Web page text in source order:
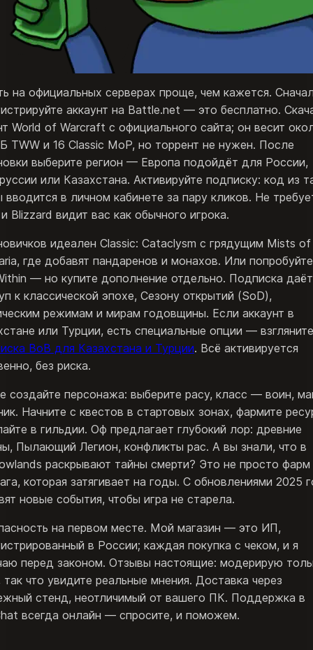
на официальных серверах проще, чем кажется.
аккаунт на Battle.net — это бесплатно.
World of Warcraft с официального сайта; он весит
TWW и 16 Classic MoP, но торрент не нужен. После
выберите регион — Европа подойдёт для России,
или Казахстана. Активируйте подписку: код из
вводится в личном кабинете за пару кликов. Не
Blizzard видит вас как обычного игрока.
идеален Classic: Cataclysm с грядущим Mists of
где добавят пандаренов и монахов. Или
— но купите дополнение отдельно. Подписка даёт
к классической эпохе, Сезону открытий (SoD),
режимам и мирам годовщины. Если аккаунт в
или Турции, есть специальные опции —
ВоВ для Казахстана и Турции. Всё активируется
без риска.
создайте персонажа: выберите расу, класс — воин,
Начните с квестов в стартовых зонах, фармите
в гильдии. Оф предлагает глубокий лор: древние
Пылающий Легион, конфликты рас. А вы знали, что в
раскрывают тайны смерти? Это не просто
которая затягивает на годы. С обновлениями 2025
новые события, чтобы игра не старела.
на первом месте. Мой магазин — это ИП,
в России; каждая покупка с чеком, и я
перед законом. Отзывы настоящие: модерирую
так что увидите реальные мнения. Доставка через
стенд, неотличимый от вашего ПК. Поддержка в
всегда онлайн — спросите, и поможем.